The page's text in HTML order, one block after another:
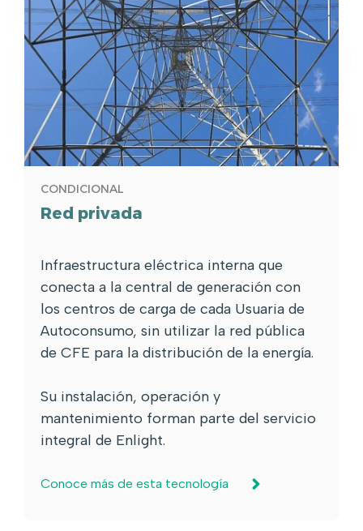
CONDICIONAL
Red privada
Infraestructura eléctrica interna que
conecta a la central de generación con
los centros de carga de cada Usuaria de
Autoconsumo, sin utilizar la red pública
de CFE para la distribución de la energía.
Su instalación, operación y
mantenimiento forman parte del servicio
integral de Enlight.
Conoce más de esta tecnología